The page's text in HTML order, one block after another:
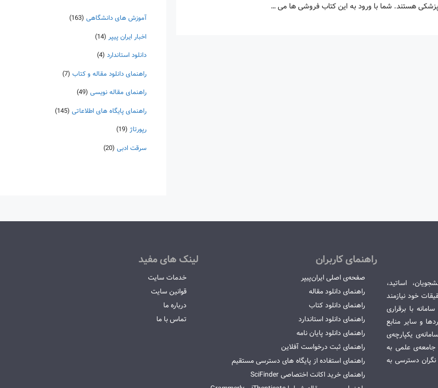
هستند. شما با ورود به این کتاب فروشی ها می …
آموزش های دانشگاهی (163)
اخبار ایران پیپر (14)
دانلود استاندارد (4)
راهنمای دانلود مقاله و کتاب (7)
راهنمای مقاله نویسی (49)
راهنمای پایگاه های اطلاعاتی (145)
رپورتاژ (19)
سرقت ادبی (20)
اساتید،
خود نیازمند
با برقراری
و سایر منابع
یکپارچه‌ی
جامعه‌ی علمی به
نگران دسترسی به
راهنمای کاربران
صفحه‌ی اصلی ایران‌پیپر
راهنمای دانلود مقاله
راهنمای دانلود کتاب
راهنمای دانلود استاندارد
راهنمای دانلود پایان نامه
راهنمای ثبت درخواست آفلاین
راهنمای استفاده از پایگاه های دسترسی مستقیم
راهنمای خرید اکانت اختصاصی SciFinder
لینک های مفید
خدمات سایت
قوانین سایت
درباره ما
تماس با ما